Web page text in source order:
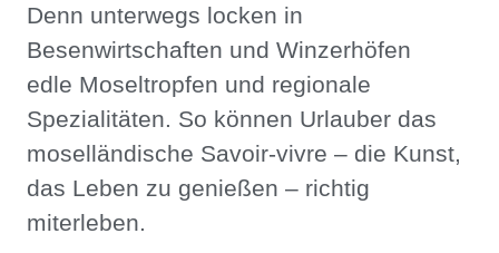
Denn unterwegs locken in
Besenwirtschaften und Winzerhöfen
edle Moseltropfen und regionale
Spezialitäten. So können Urlauber das
moselländische Savoir-vivre – die Kunst,
das Leben zu genießen – richtig
miterleben.